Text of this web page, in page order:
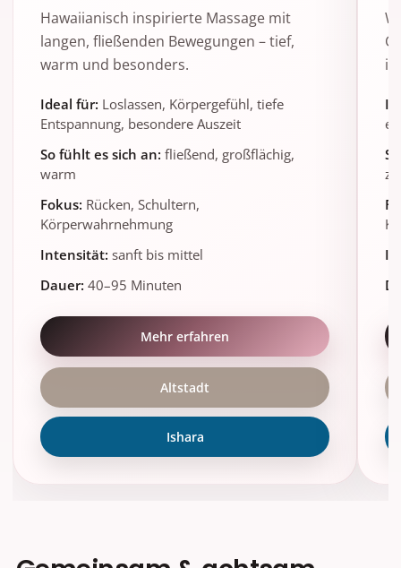
Hawaiianisch inspirierte Massage mit
langen, fließenden Bewegungen – tief,
warm und besonders.
Ideal für: Loslassen, Körpergefühl, tiefe
Entspannung, besondere Auszeit
So fühlt es sich an: fließend, großflächig,
warm
Fokus: Rücken, Schultern,
Körperwahrnehmung
Intensität: sanft bis mittel
Dauer: 40–95 Minuten
Mehr erfahren
Altstadt
Ishara